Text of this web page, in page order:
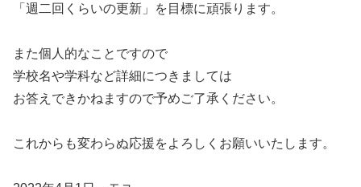
「週二回くらいの更新」を目標に頑張ります。
また個人的なことですので
学校名や学科など詳細につきましては
お答えできかねますので予めご了承ください。
これからも変わらぬ応援をよろしくお願いいたします。